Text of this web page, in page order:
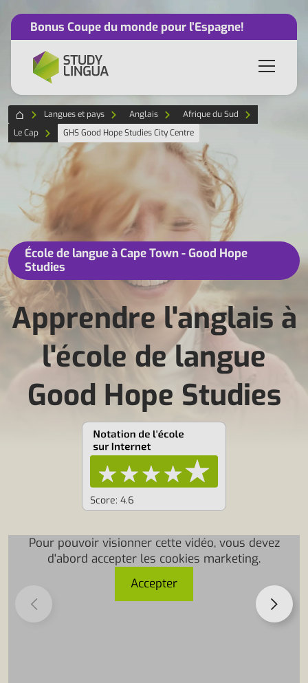
Bonus Coupe du monde pour l’Espagne!
Langues et pays Anglais
Afrique du Sud
Le Cap
GHS Good Hope Studies City Centre
École de langue à Cape Town - Good Hope
Studies
Apprendre l'anglais à
l'école de langue
Good Hope Studies
Score: 4.6
Pour pouvoir visionner cette vidéo, vous devez
d'abord accepter les cookies marketing.
Accepter